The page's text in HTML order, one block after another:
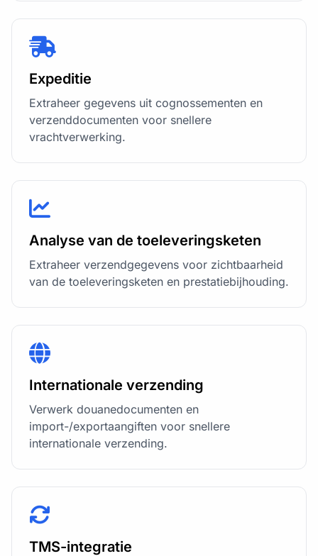
Expeditie
Extraheer gegevens uit cognossementen en
verzenddocumenten voor snellere
vrachtverwerking.
Analyse van de toeleveringsketen
Extraheer verzendgegevens voor zichtbaarheid
van de toeleveringsketen en prestatiebijhouding.
Internationale verzending
Verwerk douanedocumenten en
import-/exportaangiften voor snellere
internationale verzending.
TMS-integratie